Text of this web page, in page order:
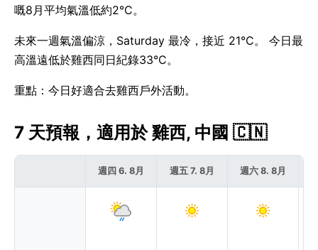
嘅8月平均氣溫低約2°C。
未來一週氣溫偏涼，Saturday 最冷，接近 21°C。 今日最
高溫遠低於雞西同日紀錄33°C。
重點：今日好適合去雞西戶外活動。
7 天預報，適用於 雞西, 中國 🇨🇳
週四 6. 8月 週五 7. 8月 週六 8. 8月